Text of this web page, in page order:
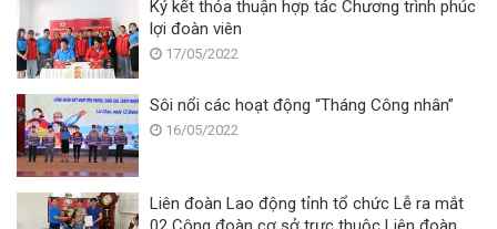
Ký kết thỏa thuận hợp tác Chương trình phúc
lợi đoàn viên
17/05/2022
Sôi nổi các hoạt động “Tháng Công nhân”
16/05/2022
Liên đoàn Lao động tỉnh tổ chức Lễ ra mắt